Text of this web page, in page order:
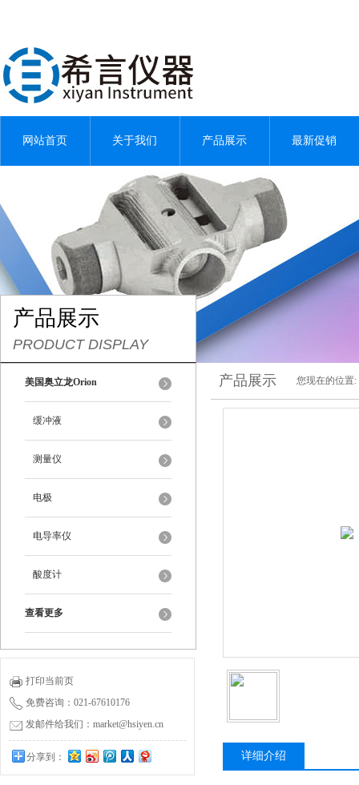
网站首页 关于我们 产品展示 最新促销
产品展示
PRODUCT DISPLAY
美国奥立龙Orion
缓冲液
测量仪
电极
电导率仪
酸度计
查看更多
打印当前页
免费咨询：021-67610176
发邮件给我们：market@hsiyen.cn
分享到：
产品展示 您现在的位置:
详细介绍